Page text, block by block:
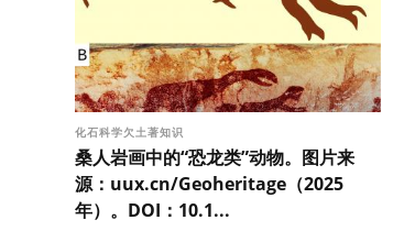
化石科学欠土著知识
桑人岩画中的“恐龙类”动物。图片来
源：uux.cn/Geoheritage（2025
年）。DOI：10.1...